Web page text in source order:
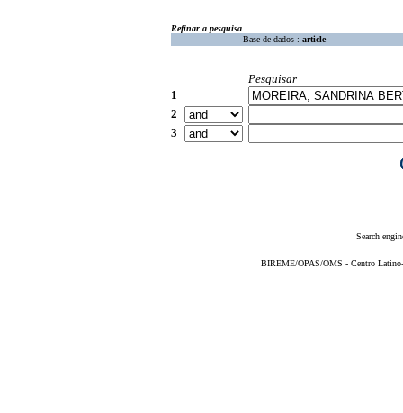
Refinar a pesquisa
Base de dados : article
Pesquisar
1
2
3
Search
BIREME/OPAS/OMS - Centro Latino-